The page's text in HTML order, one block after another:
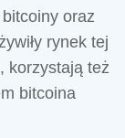
oraz
rynek tej
korzystają też
bitcoina